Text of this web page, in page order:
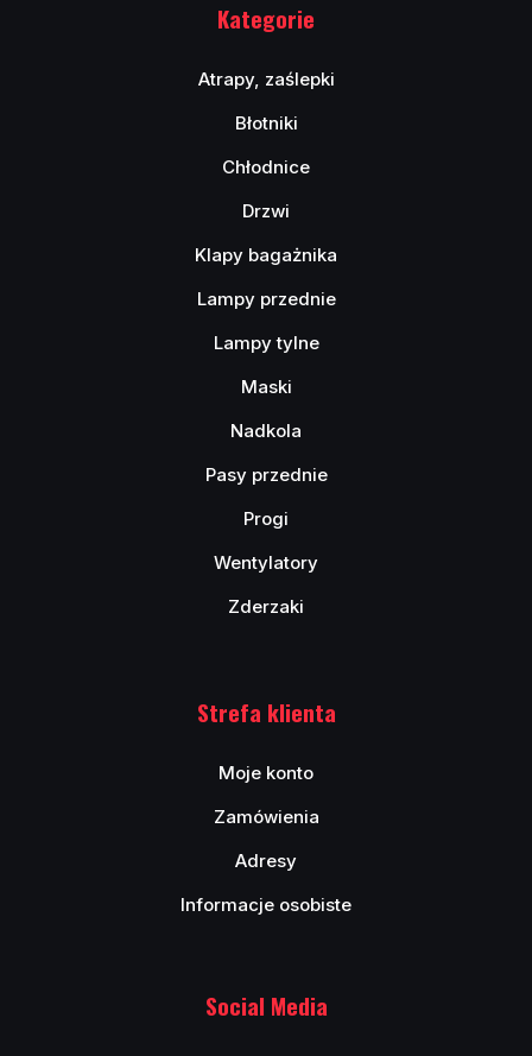
Kategorie
Atrapy, zaślepki
Błotniki
Chłodnice
Drzwi
Klapy bagażnika
Lampy przednie
Lampy tylne
Maski
Nadkola
Pasy przednie
Progi
Wentylatory
Zderzaki
Strefa klienta
Moje konto
Zamówienia
Adresy
Informacje osobiste
Social Media